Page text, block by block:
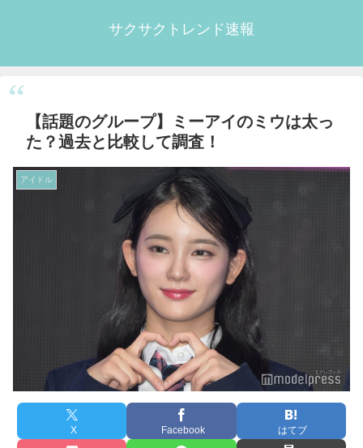
サクサクトレンド速報
【話題のグループ】ミーアイのミウは太っ
た？過去と比較して調査！
アイドル
X Facebook はてブ